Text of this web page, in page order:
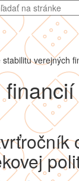
verejných
financií